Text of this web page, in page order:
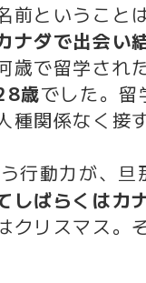
前ということ
ナダで出会い
で留学され
歳でした。
種関係なく接
行動力が、
しばらくはカ
リスマス。